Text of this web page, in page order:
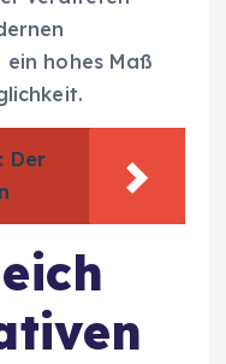
hohes Maß
Der